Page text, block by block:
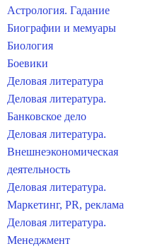
Астрология. Гадание
Биографии и мемуары
Биология
Боевики
Деловая литература
Деловая литература.
Банковское дело
Деловая литература.
Внешнеэкономическая
деятельность
Деловая литература.
Маркетинг, PR, реклама
Деловая литература.
Менеджмент